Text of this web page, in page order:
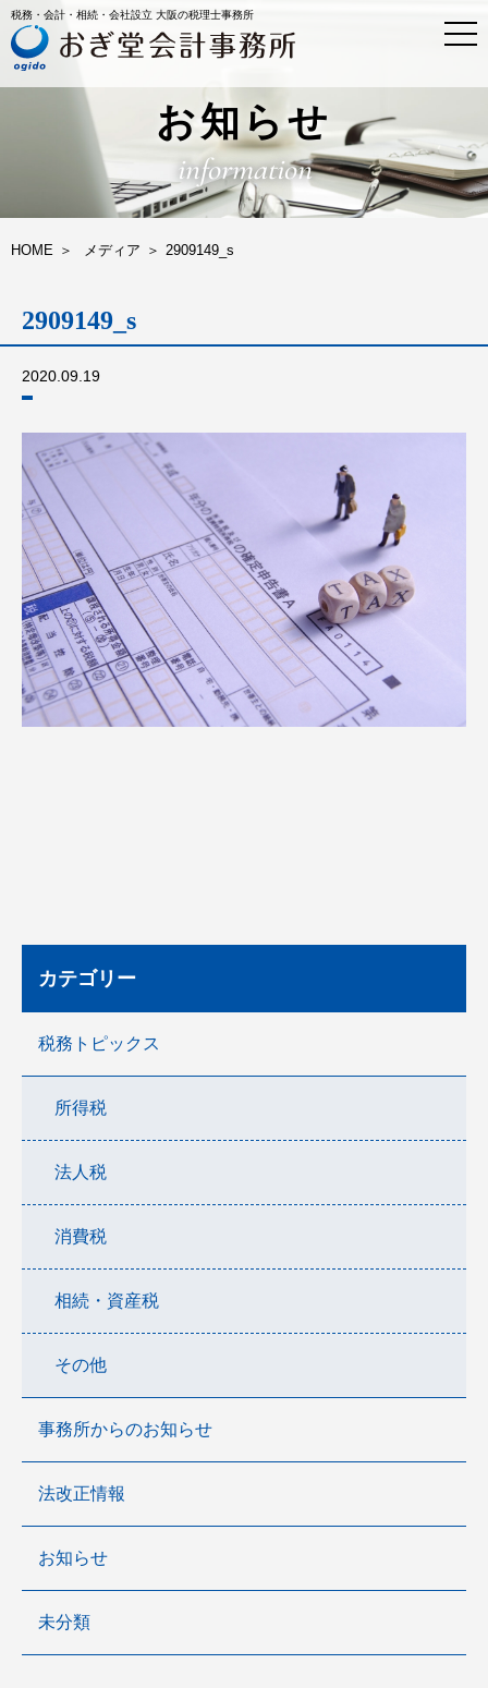
税務・会計・相続・会社設立 大阪の税理士事務所
t
o
g
n
a
v
i
お知らせ
information
HOME メディア 2909149_s
2909149_s
2020.09.19
カテゴリー
税務トピックス
所得税
法人税
消費税
相続・資産税
その他
事務所からのお知らせ
法改正情報
お知らせ
未分類